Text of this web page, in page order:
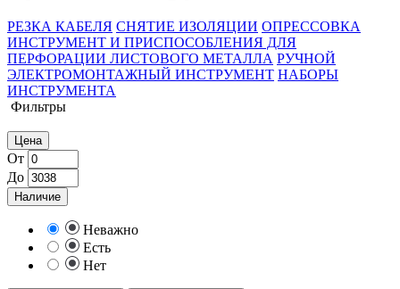
РЕЗКА КАБЕЛЯ СНЯТИЕ ИЗОЛЯЦИИ ОПРЕССОВКА
ИНСТРУМЕНТ И ПРИСПОСОБЛЕНИЯ ДЛЯ
ПЕРФОРАЦИИ ЛИСТОВОГО МЕТАЛЛА РУЧНОЙ
ЭЛЕКТРОМОНТАЖНЫЙ ИНСТРУМЕНТ НАБОРЫ
ИНСТРУМЕНТА
Фильтры
Цена
От
До
Наличие
Неважно
Есть
Нет